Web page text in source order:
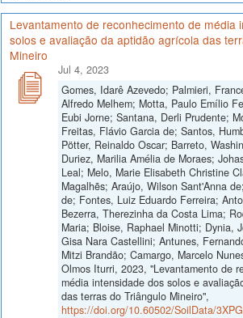
Levantamento de reconhecimento de média
solos e avaliação da aptidão agrícola das
Mineiro
Jul 4, 2023
Gomes, Idarê Azevedo; Palmieri,
Alfredo Melhem; Motta, Paulo Emílio
Eubi Jorne; Santana, Derli Prudente;
Freitas, Flávio Garcia de; Santos,
Pötter, Reinaldo Oscar; Barreto,
Duriez, Marilia Amélia de Moraes;
Leal; Melo, Marie Elisabeth Christine
Magalhẽs; Araújo, Wilson Sant'Anna
de; Fontes, Luiz Eduardo Ferreira;
Bezerra, Therezinha da Costa Lima;
Maria; Bloise, Raphael Minotti; Dynia,
Gisa Nara Castellini; Antunes,
Mitzi Brandão; Camargo, Marcelo
Olmos Iturri, 2023, "Levantamento de
média intensidade dos solos e
das terras do Triângulo Mineiro",
https://doi.org/10.60502/SoilData/